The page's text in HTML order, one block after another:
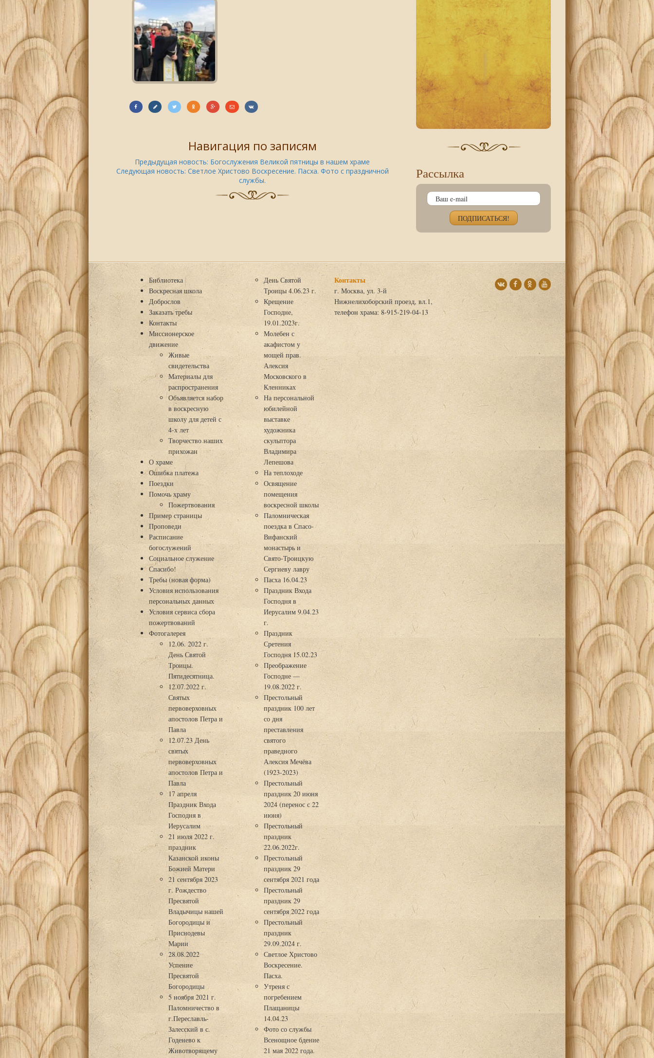
Навигация по записям
Предыдущая новость: Богослужения Великой пятницы в нашем храме
Следующая новость: Светлое Христово Воскресение. Пасха. Фото с праздничной
службы.
Рассылка
Библиотека
Воскресная школа
Доброслов
Заказать требы
Контакты
Миссионерское
движение
Живые
свидетельства
Материалы для
распространения
Объявляется набор
в воскресную
школу для детей с
4-х лет
Творчество наших
прихожан
О храме
Ошибка платежа
Поездки
Помочь храму
Пожертвования
Пример страницы
Проповеди
Расписание
богослужений
Социальное служение
Спасибо!
Требы (новая форма)
Условия использования
персональных данных
Условия сервиса сбора
пожертвований
Фотогалерея
12.06. 2022 г.
День Святой
Троицы.
Пятидесятница.
12.07.2022 г.
Святых
первоверховных
апостолов Петра и
Павла
12.07.23 День
святых
первоверховных
апостолов Петра и
Павла
17 апреля
Праздник Входа
Господня в
Иерусалим
21 июля 2022 г.
праздник
Казанской иконы
Божией Матери
21 сентября 2023
г. Рождество
Пресвятой
Владычицы нашей
Богородицы и
Приснодевы
Марии
28.08.2022
Успение
Пресвятой
Богородицы
5 ноября 2021 г.
Паломничество в
г.Переславль-
Залесский в с.
Годенево к
Животворящему
День Святой
Троицы 4.06.23 г.
Крещение
Господне,
19.01.2023г.
Молебен с
акафистом у
мощей прав.
Алексия
Московского в
Кленниках
На персональной
юбилейной
выставке
художника
скульптора
Владимира
Лепешова
На теплоходе
Освящение
помещения
воскресной школы
Паломническая
поездка в Спасо-
Вифанский
монастырь и
Свято-Троицкую
Сергиеву лавру
Пасха 16.04.23
Праздник Входа
Господня в
Иерусалим 9.04.23
г.
Праздник
Сретения
Господня 15.02.23
Преображение
Господне —
19.08.2022 г.
Престольный
праздник 100 лет
со дня
преставления
святого
праведного
Алексия Мечёва
(1923-2023)
Престольный
праздник 20 июня
2024 (перенос с 22
июня)
Престольный
праздник
22.06.2022г.
Престольный
праздник 29
сентября 2021 года
Престольный
праздник 29
сентября 2022 года
Престольный
праздник
29.09.2024 г.
Светлое Христово
Воскресение.
Пасха.
Утреня с
погребением
Плащаницы
14.04.23
Фото со службы
Всенощное бдение
21 мая 2022 года.
Контакты
г. Москва, ул. 3-й
Нижнелихоборский проезд, вл.1,
телефон храма: 8-915-219-04-13